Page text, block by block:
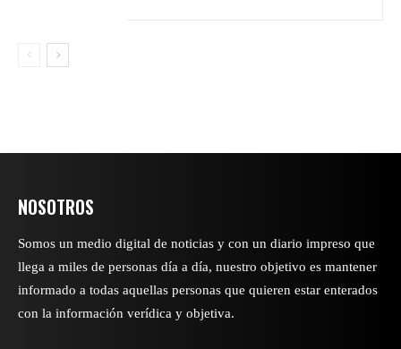
NOSOTROS
Somos un medio digital de noticias y con un diario impreso que
llega a miles de personas día a día, nuestro objetivo es mantener
informado a todas aquellas personas que quieren estar enterados
con la información verídica y objetiva.